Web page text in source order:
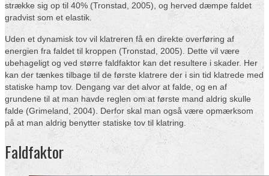
strække sig op til 40% (Tronstad, 2005), og herved dæmpe faldet
gradvist som et elastik.
Uden et dynamisk tov vil klatreren få en direkte overføring af
energien fra faldet til kroppen (Tronstad, 2005). Dette vil være
ubehageligt og ved større faldfaktor kan det resultere i skader. Her
kan der tænkes tilbage til de første klatrere der i sin tid klatrede med
statiske hamp tov. Dengang var det alvor at falde, og en af
grundene til at man havde reglen om at første mand aldrig skulle
falde (Grimeland, 2004). Derfor skal man også være opmærksom
på at man aldrig benytter statiske tov til klatring.
Faldfaktor